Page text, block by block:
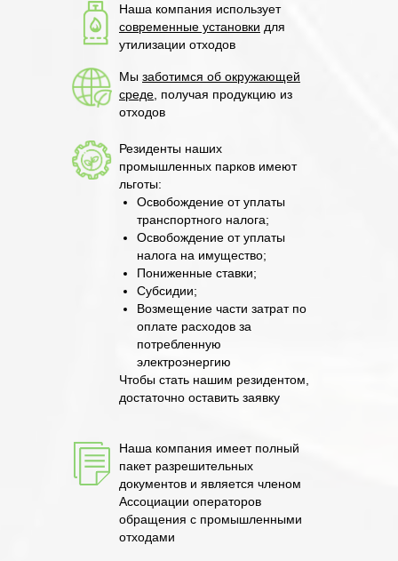
Мы заботимся об окружающей
среде , получая продукцию из
отходов
Наша компания использует
современные установки для
утилизации отходов
Наша компания имеет полный
пакет разрешительных
документов и является членом
Ассоциации операторов
обращения с промышленными
отходами
Резиденты наших
промышленных парков имеют
льготы:
Освобождение от уплаты
транспортного налога;
Освобождение от уплаты
налога на имущество;
Пониженные ставки;
Субсидии;
Возмещение части затрат по
оплате расходов за
потребленную
электроэнергию
Чтобы стать нашим резидентом,
достаточно оставить заявку